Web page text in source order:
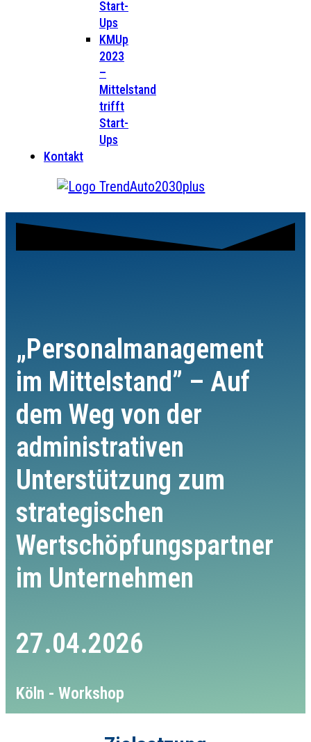
Start-
Ups
KMUp
2023
–
Mittelstand
trifft
Start-
Ups
Kontakt
„Personalmanagement
im Mittelstand” – Auf
dem Weg von der
administrativen
Unterstützung zum
strategischen
Wertschöpfungspartner
im Unternehmen
27.04.2026
Köln - Workshop